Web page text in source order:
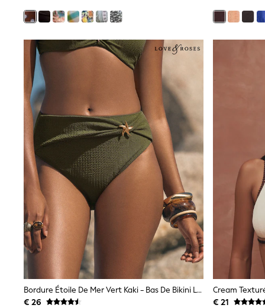
Robes
Socks & Tights
All Occasionwear
Cardigans
Skirts
Shop all
Shop All
Marvel
Paw Patrol
Peppa Pig
Harry Potter
Spider man
New In
Hoodies & Sweatshirts
T-Shirts & Vests
Leggings
Swim
adidas
Bordure Étoile De Mer Vert Kaki - Bas De Bikini Love & Roses Taille Haute Avec Contrôle Du Ventre
€ 26
€ 21